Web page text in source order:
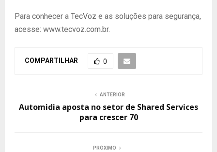
Para conhecer a TecVoz e as soluções para segurança,
acesse: www.tecvoz.com.br.
COMPARTILHAR 0
ANTERIOR
Automidia aposta no setor de Shared Services
para crescer 70
PRÓXIMO